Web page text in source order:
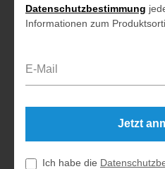
Datenschutzbestimmung
Informationen zum
Jetzt
Ich habe die